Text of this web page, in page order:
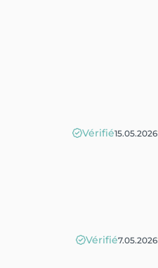
Vérifié15.05.2026
Vérifié7.05.2026